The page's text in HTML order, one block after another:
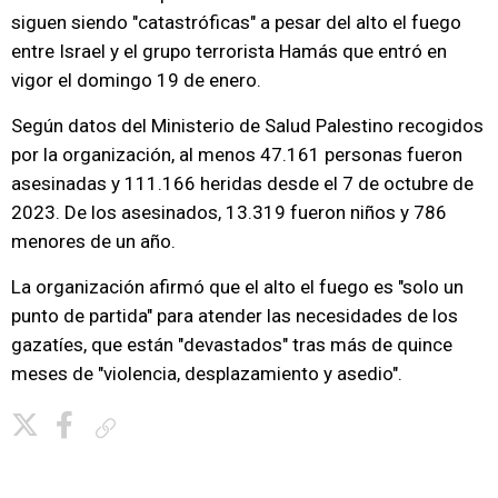
siguen siendo "catastróficas" a pesar del alto el fuego
entre Israel y el grupo terrorista Hamás que entró en
vigor el domingo 19 de enero.
Según datos del Ministerio de Salud Palestino recogidos
por la organización, al menos 47.161 personas fueron
asesinadas y 111.166 heridas desde el 7 de octubre de
2023. De los asesinados, 13.319 fueron niños y 786
menores de un año.
La organización afirmó que el alto el fuego es "solo un
punto de partida" para atender las necesidades de los
gazatíes, que están "devastados" tras más de quince
meses de "violencia, desplazamiento y asedio".